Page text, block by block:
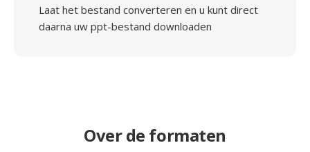
Laat het bestand converteren en u kunt direct
daarna uw ppt-bestand downloaden
Over de formaten